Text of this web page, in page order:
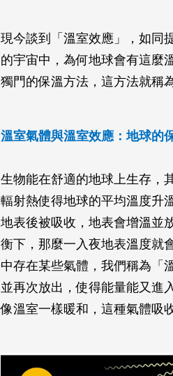
現今談到「溫室效應」，如同
的宇宙中，為何地球會有這麼
獨門的保溫方法，這方法就稱
溫室氣體與溫室效應：地球的
生物能在舒適的地球上生存，
輻射熱使得地球的平均溫度升
地表後被吸收，地表會增溫並
衡下，那麼一入夜地表溫度就
中存在某些氣體，我們稱為「
並再次放出，使得能量能又進
像溫室一樣暖和，這種氣體吸